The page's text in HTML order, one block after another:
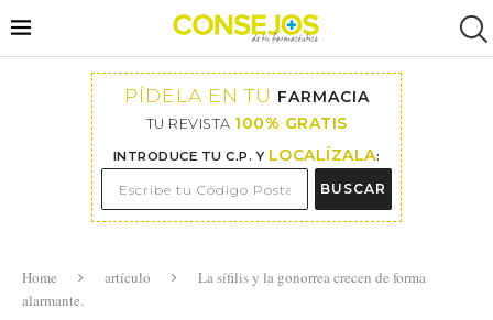
PÍDELA EN TU FARMACIA
TU REVISTA 100% GRATIS
INTRODUCE TU C.P. Y LOCALÍZALA:
BUSCAR
Home artículo
La sífilis y la gonorrea crecen de forma
alarmante.